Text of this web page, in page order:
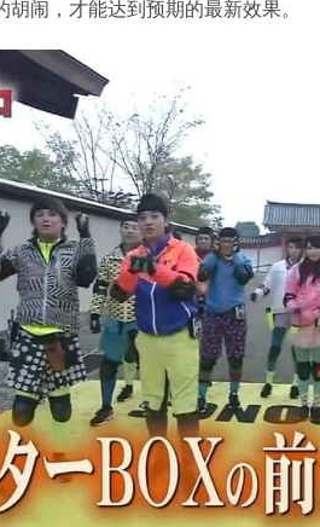
闹，才能达到预期的最新效果。